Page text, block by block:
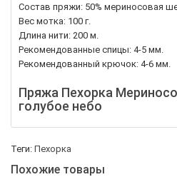
Состав пряжи: 50% мериносовая
Вес мотка: 100 г.
Длина нити: 200 м.
Рекомендованные спицы: 4-5 мм.
Рекомендованный крючок: 4-6 мм.
Пряжа Пехорка
голубое небо
Теги: Пехорка
Похожие товары